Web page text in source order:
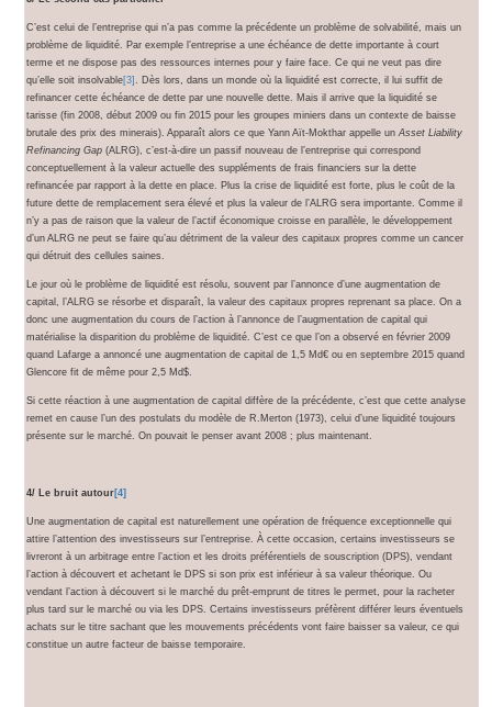
C’est celui de l’entreprise qui n’a pas comme la précédente un problème de solvabilité, mais un
problème de liquidité. Par exemple l’entreprise a une échéance de dette importante à court
terme et ne dispose pas des ressources internes pour y faire face. Ce qui ne veut pas dire
qu’elle soit insolvable[3] . Dès lors, dans un monde où la liquidité est correcte, il lui suffit de
refinancer cette échéance de dette par une nouvelle dette. Mais il arrive que la liquidité se
tarisse (fin 2008, début 2009 ou fin 2015 pour les groupes miniers dans un contexte de baisse
brutale des prix des minerais). Apparaît alors ce que Yann Aït-Mokthar appelle unAsset Liability
Refinancing Gap (ALRG), c’est-à-dire un passif nouveau de l’entreprise qui correspond
conceptuellement à la valeur actuelle des suppléments de frais financiers sur la dette
refinancée par rapport à la dette en place. Plus la crise de liquidité est forte, plus le coût de la
future dette de remplacement sera élevé et plus la valeur de l’ALRG sera importante. Comme il
n’y a pas de raison que la valeur de l’actif économique croisse en parallèle, le développement
d’un ALRG ne peut se faire qu’au détriment de la valeur des capitaux propres comme un cancer
qui détruit des cellules saines.
Le jour où le problème de liquidité est résolu, souvent par l’annonce d’une augmentation de
capital, l’ALRG se résorbe et disparaît, la valeur des capitaux propres reprenant sa place. On a
donc une augmentation du cours de l’action à l’annonce de l’augmentation de capital qui
matérialise la disparition du problème de liquidité. C’est ce que l’on a observé en février 2009
quand Lafarge a annoncé une augmentation de capital de 1,5 Md€ ou en septembre 2015 quand
Glencore fit de même pour 2,5 Md$.
Si cette réaction à une augmentation de capital diffère de la précédente, c’est que cette analyse
remet en cause l’un des postulats du modèle de R.Merton (1973), celui d’une liquidité toujours
présente sur le marché. On pouvait le penser avant 2008 ; plus maintenant.
4/ Le bruit autour[4]
Une augmentation de capital est naturellement une opération de fréquence exceptionnelle qui
attire l’attention des investisseurs sur l’entreprise. À cette occasion, certains investisseurs se
livreront à un arbitrage entre l’action et les droits préférentiels de souscription (DPS), vendant
l’action à découvert et achetant le DPS si son prix est inférieur à sa valeur théorique. Ou
vendant l’action à découvert si le marché du prêt-emprunt de titres le permet, pour la racheter
plus tard sur le marché ou via les DPS. Certains investisseurs préfèrent différer leurs éventuels
achats sur le titre sachant que les mouvements précédents vont faire baisser sa valeur, ce qui
constitue un autre facteur de baisse temporaire.